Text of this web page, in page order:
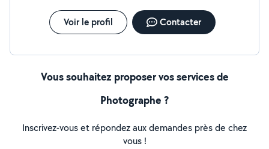
Voir le profil Contacter
Vous souhaitez proposer vos services de
Photographe ?
Inscrivez-vous et répondez aux demandes près de chez
vous !